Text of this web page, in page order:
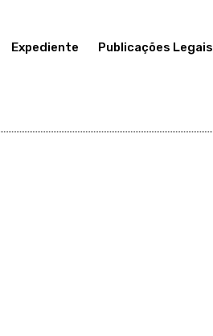
Expediente Publicações Legais